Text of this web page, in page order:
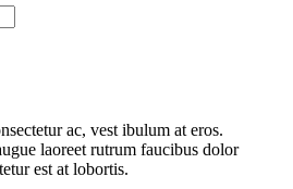
ac, vest ibulum at eros.
laoreet rutrum faucibus dolor
est at lobortis.